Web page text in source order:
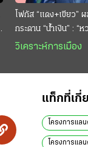
โฟกัส “แดง+เขียว”
กระดาน “นํ้าเงิน” : “
กระหาย “อนุทิน” ดักตี
วิเคราะห์การเมือง
แท็กที่เกี่
โครงการแล
โครงการแล